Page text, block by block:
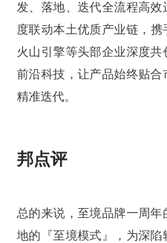
发、落地、迭代全流程高
度联动本土优质产业链，携
火山引擎等头部企业深度
前沿科技，让产品始终贴
精准迭代。
邦点评
总的来说，至境品牌一周
地的『至境模式』，为深